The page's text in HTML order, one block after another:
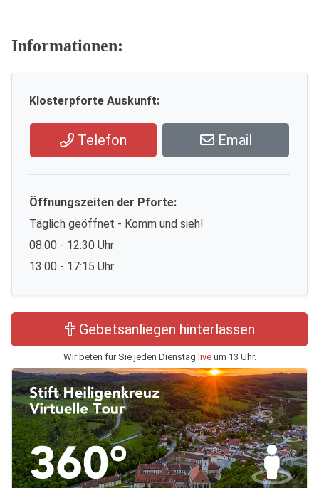
Informationen:
Klosterpforte Auskunft:
Telefon Email
Öffnungszeiten der Pforte:
Täglich geöffnet - Komm und sieh!
08:00 - 12:30 Uhr
13:00 - 17:15 Uhr
Gebetsanliegen hinterlassen
Wir beten für Sie jeden Dienstag liveum 13 Uhr.